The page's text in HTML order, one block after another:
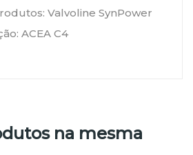
Valvoline SynPower
ACEA C4
na mesma